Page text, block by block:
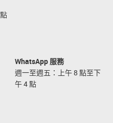
WhatsApp 服務
週一至週五：上午 8 點至下
午 4 點